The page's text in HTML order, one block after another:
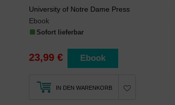
University of Notre Dame Press
Ebook
Sofort lieferbar
23,99 € Ebook
IN DEN WARENKORB